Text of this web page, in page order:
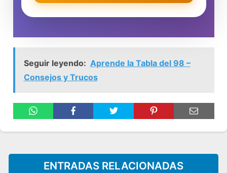
Seguir leyendo: Aprende la Tabla del 98 –
Consejos y Trucos
ENTRADAS RELACIONADAS